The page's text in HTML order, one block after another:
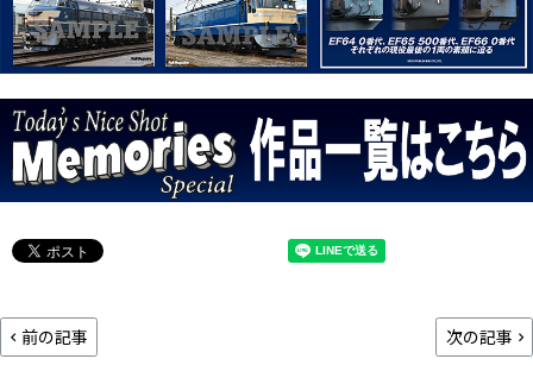
前の記事 次の記事